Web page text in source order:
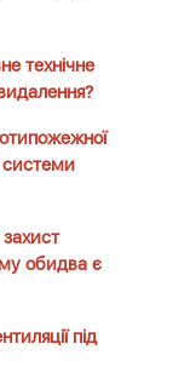
технічне
системи
обидва є
під